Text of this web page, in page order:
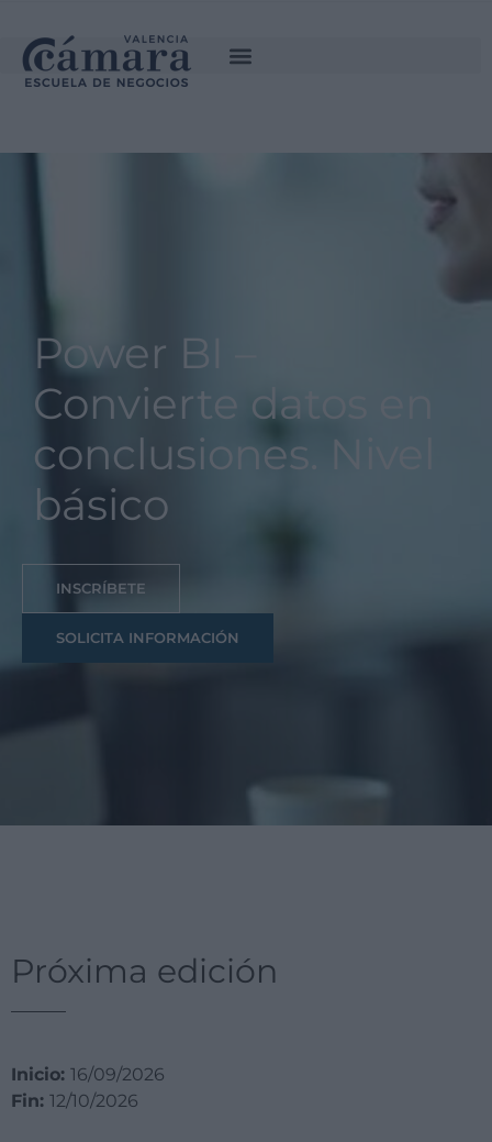
INSCRÍBETE
Power BI –
Convierte datos en
conclusiones. Nivel
básico
INSCRÍBETE
SOLICITA INFORMACIÓN
Próxima edición
Inicio: 16/09/2026
Fin: 12/10/2026